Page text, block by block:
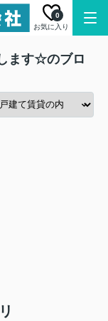
お気に入り
0
ます☆のブロ